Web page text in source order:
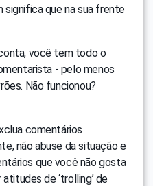
significa que na sua frente
você tem todo o
- pelo menos
Não funcionou?
comentários
não abuse da situação e
que você não gosta
de ‘trolling’ de